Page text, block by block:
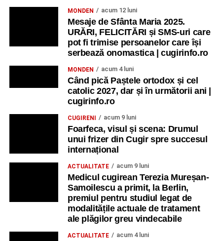
MONDEN acum 12 luni
Mesaje de Sfânta Maria 2025.
URĂRI, FELICITĂRI și SMS-uri care
pot fi trimise persoanelor care își
serbează onomastica | cugirinfo.ro
MONDEN acum 4 luni
Când pică Paștele ortodox și cel
catolic 2027, dar și în următorii ani |
cugirinfo.ro
CUGIRENI acum 9 luni
Foarfeca, visul și scena: Drumul
unui frizer din Cugir spre succesul
internațional
ACTUALITATE acum 9 luni
Medicul cugirean Terezia Mureșan-
Samoilescu a primit, la Berlin,
premiul pentru studiul legat de
modalitățile actuale de tratament
ale plăgilor greu vindecabile
ACTUALITATE acum 4 luni